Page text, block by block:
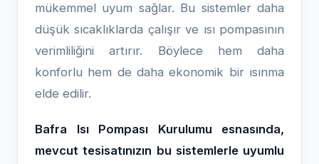
mükemmel uyum sağlar. Bu sistemler daha
düşük sıcaklıklarda çalışır ve ısı pompasının
verimliliğini artırır. Böylece hem daha
konforlu hem de daha ekonomik bir ısınma
elde edilir.
Bafra Isı Pompası Kurulumu esnasında,
mevcut tesisatınızın bu sistemlerle uyumlu